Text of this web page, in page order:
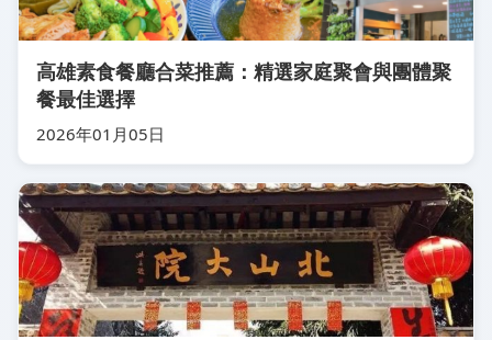
高雄素食餐廳合菜推薦：精選家庭聚會與團體聚
餐最佳選擇
2026年01月05日